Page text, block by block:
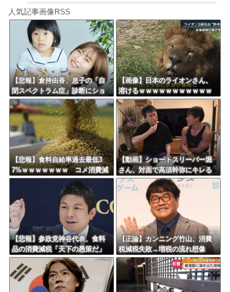
Powered by livedoor 相互RSS
実況「金メダルをとった萩野には俺さんへの挑戦権を手にしました！」俺「ほう君が萩野...
8/4のニュース
日本旅行キャンセルすべきか…1万年ぶり史上最大級の火山の兆し＝韓国の反応
更新中止のお知らせ
海外「おめでとうタキ！」リヴァプール南野がバースデーゴール！！
Powered by livedoor 相互RSS
人気記事画像RSS
【悲報】倉持由香、息子の「自
閉スペクトラム症」診断にショ
ックで涙… 見逃していた乳幼児
期のサインとは？
【画像】日本のライオンさん、
溶けるｗｗｗｗｗｗｗｗｗｗｗ
ｗｗｗ
【悲報】食料自給率過去最低3
7%ｗｗｗｗｗｗｗ コメ消費減
響く・・・
【動画】ショートスリーパー堀
さん、対面で高須幹弥にキレる
ｗｗｗｗｗｗｗｗｗ
【悲報】参政党神谷代表、食料
品の消費減税「天下の愚策だ」
と批判ｗｗｗｗｗｗｗｗｗｗｗ
ｗ
【正論】カンニング竹山、消費
税減税失敗→増税の流れ想像
「次誰が総理やりたいと思いま
す？」